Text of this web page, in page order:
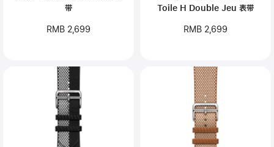
带
RMB 2,699
Toile H Double Jeu 表带
RMB 2,699